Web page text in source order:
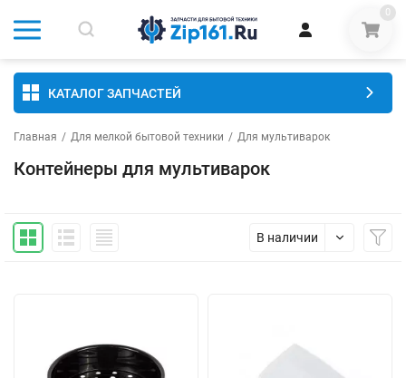
0
КАТАЛОГ ЗАПЧАСТЕЙ
Главная / Для мелкой бытовой техники / Для мультиварок
Контейнеры для мультиварок
В наличии